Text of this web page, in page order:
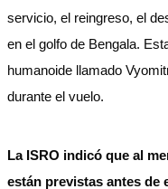
servicio, el reingreso, el
en el golfo de Bengala.
humanoide llamado
durante el vuelo.
La ISRO indicó que al
están previstas antes de